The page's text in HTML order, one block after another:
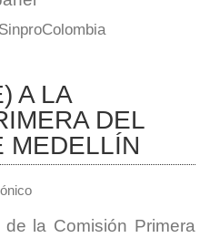
A LA
DEL
MEDELLÍN
la Comisión Primera